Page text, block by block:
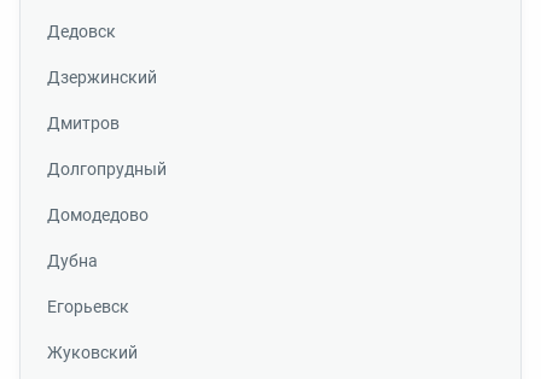
Дедовск
Дзержинский
Дмитров
Долгопрудный
Домодедово
Дубна
Егорьевск
Жуковский